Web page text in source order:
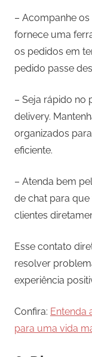
– Acompanhe
fornece uma
os pedidos em
pedido passe
– Seja rápido no
delivery.
organizados
eficiente.
– Atenda bem
de chat para
clientes
Esse contato
resolver
experiência
Confira: Entenda
para uma vida